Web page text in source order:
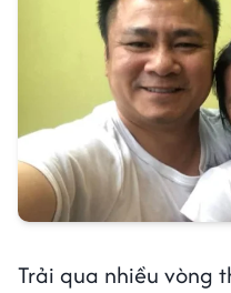
Trải qua nhiều vòng